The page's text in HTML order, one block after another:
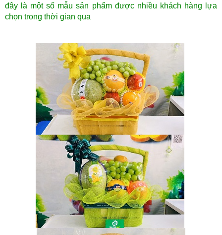
đây là một số mẫu sản phẩm được nhiều khách hàng lựa
chọn trong thời gian qua